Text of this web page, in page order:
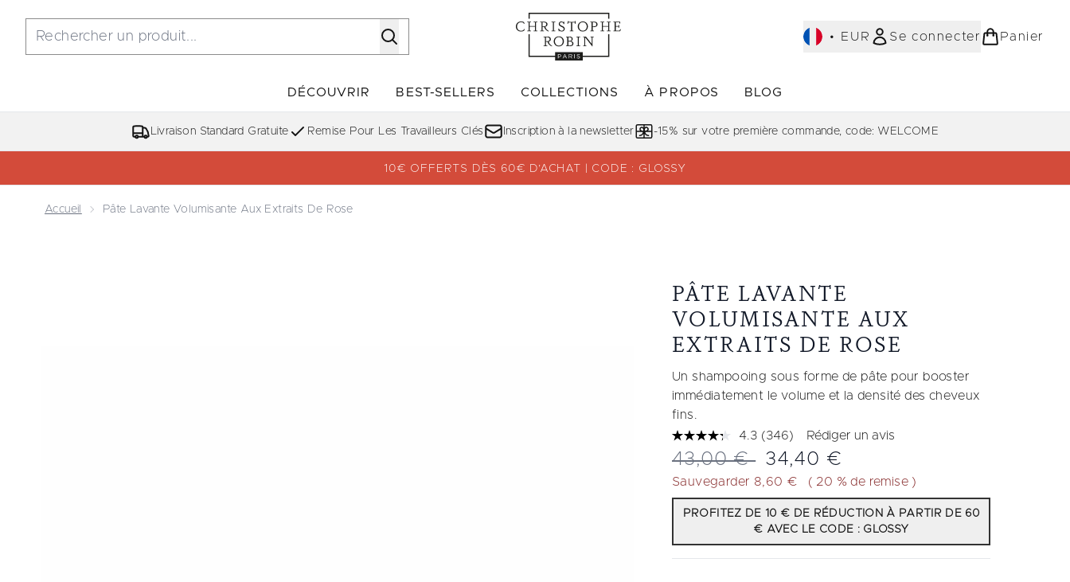
• EUR Se connecter Panier
DÉCOUVRIR
Accédez au sous-menu (DÉCOUVRIR)
BEST-SELLERS
Accédez au sous-menu (BEST-SELLERS)
COLLECTIONS
Accédez au sous-menu (COLLECTIONS)
À PROPOS BLOG
Livraison Standard Gratuite Remise Pour Les Travailleurs Clés Inscription à la newsletter -15% sur votre première commande, code: WELCOME
10€ OFFERTS DÈS 60€ D’ACHAT | CODE : GLOSSY
Accueil Pâte Lavante Volumisante Aux Extraits De Rose
PÂTE LAVANTE
VOLUMISANTE AUX
EXTRAITS DE ROSE
Un shampooing sous forme de pâte pour booster
immédiatement le volume et la densité des cheveux
fins.
4.3 Lire
346
avis.
Lien
la
même
page.
(346) Rédiger un avis
Prix de vente :
43,00 € Prix ​​actuel :
34,40 €
Sauvegarder 8,60 € ( 20 % de remise )
PROFITEZ DE 10 € DE RÉDUCTION À PARTIR DE 60
€ AVEC LE CODE : GLOSSY